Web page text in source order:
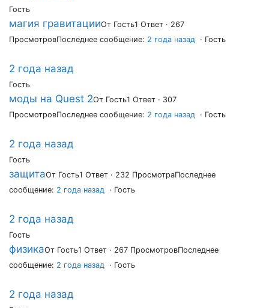
Гость
магия гравитацииОт Гость1 Ответ · 267
ПросмотровПоследнее сообщение: 2 года назад · Гость
2 года назад
Гость
моды на Quest 2От Гость1 Ответ · 307
ПросмотровПоследнее сообщение: 2 года назад · Гость
2 года назад
Гость
защитаОт Гость1 Ответ · 232 ПросмотраПоследнее
сообщение: 2 года назад · Гость
2 года назад
Гость
физикаОт Гость1 Ответ · 267 ПросмотровПоследнее
сообщение: 2 года назад · Гость
2 года назад